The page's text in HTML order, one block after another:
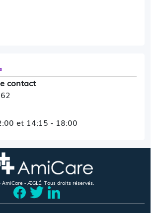
contact
et 14:15 - 18:00
- ÆGLÉ. Tous droits réservés.